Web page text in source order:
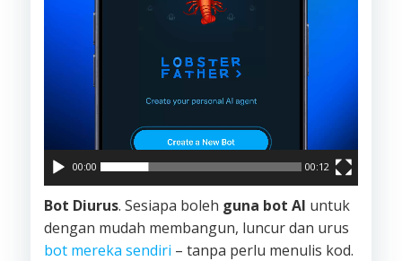
00:00 00:12
Bot Diurus. Sesiapa boleh guna bot AI untuk
dengan mudah membangun, luncur dan urus
bot mereka sendiri – tanpa perlu menulis kod.